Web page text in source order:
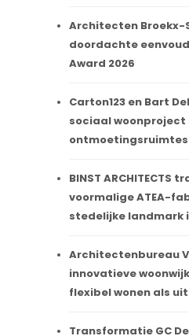
Architecten Broekx-
doordachte
Award 2026
Carton123 en Bart
sociaal woonproject
ontmoetingsruimtes
BINST ARCHITECTS
voormalige ATEA-
stedelijke landmark
Architectenbureau
innovatieve
flexibel wonen als
Transformatie GC